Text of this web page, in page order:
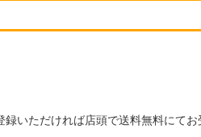
いただければ店頭で送料無料にてお